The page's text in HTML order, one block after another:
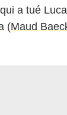
a tué
(Maud